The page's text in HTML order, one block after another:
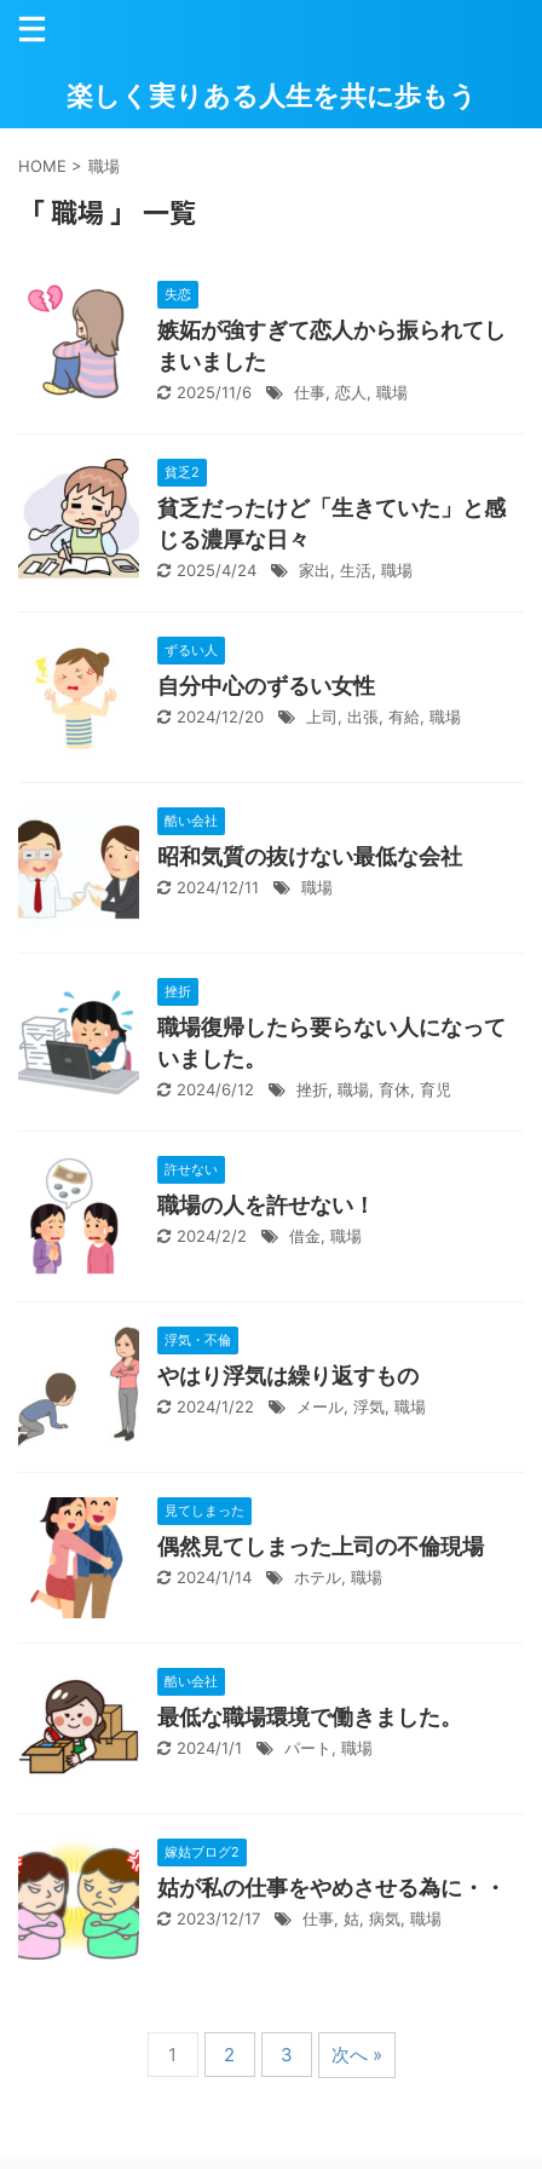
楽しく実りある人生を共に歩もう
HOME > 職場
「 職場 」 一覧
失恋
嫉妬が強すぎて恋人から振られてし
まいました
2025/11/6 仕事, 恋人 , 職場
貧乏2
貧乏だったけど「生きていた」と感
じる濃厚な日々
2025/4/24 家出, 生活, 職場
ずるい人
自分中心のずるい女性
2024/12/20 上司, 出張, 有給, 職場
酷い会社
昭和気質の抜けない最低な会社
2024/12/11 職場
挫折
職場復帰したら要らない人になって
いました。
2024/6/12 挫折, 職場, 育休, 育児
許せない
職場の人を許せない！
2024/2/2 借金, 職場
浮気・不倫
やはり浮気は繰り返すもの
2024/1/22 メール, 浮気, 職場
見てしまった
偶然見てしまった上司の不倫現場
2024/1/14 ホテル, 職場
酷い会社
最低な職場環境で働きました。
2024/1/1 パート , 職場
嫁姑ブログ2
姑が私の仕事をやめさせる為に・・
2023/12/17 仕事, 姑, 病気, 職場
1 2 3 次へ »